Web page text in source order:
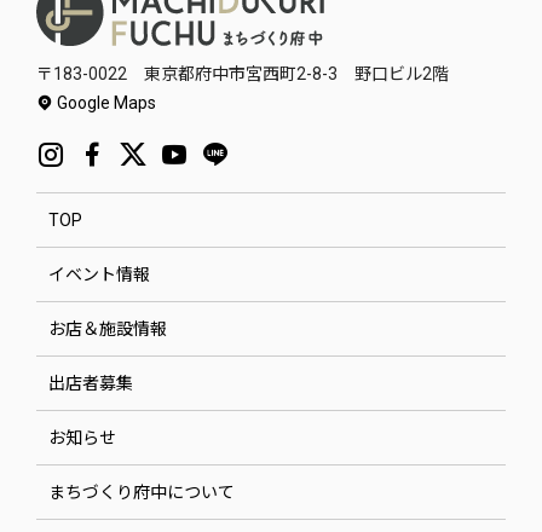
〒183-0022 東京都府中市宮西町2-8-3 野口ビル2階
Google Maps
TOP
イベント情報
お店＆施設情報
出店者募集
お知らせ
まちづくり府中について